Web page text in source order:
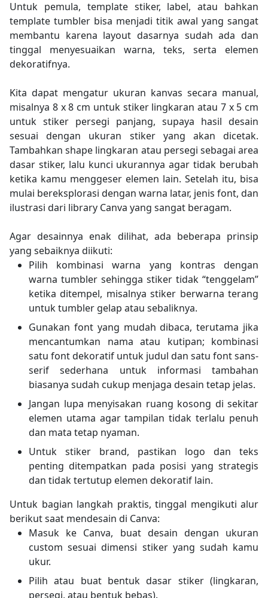
Untuk pemula, template stiker, label, atau bahkan
template tumbler bisa menjadi titik awal yang sangat
membantu karena layout dasarnya sudah ada dan
tinggal menyesuaikan warna, teks, serta elemen
dekoratifnya.
Kita dapat mengatur ukuran kanvas secara manual,
misalnya 8 x 8 cm untuk stiker lingkaran atau 7 x 5 cm
untuk stiker persegi panjang, supaya hasil desain
sesuai dengan ukuran stiker yang akan dicetak.
Tambahkan shape lingkaran atau persegi sebagai area
dasar stiker, lalu kunci ukurannya agar tidak berubah
ketika kamu menggeser elemen lain. Setelah itu, bisa
mulai bereksplorasi dengan warna latar, jenis font, dan
ilustrasi dari library Canva yang sangat beragam.
Agar desainnya enak dilihat, ada beberapa prinsip
yang sebaiknya diikuti:
Pilih kombinasi warna yang kontras dengan
warna tumbler sehingga stiker tidak “tenggelam”
ketika ditempel, misalnya stiker berwarna terang
untuk tumbler gelap atau sebaliknya.
Gunakan font yang mudah dibaca, terutama jika
mencantumkan nama atau kutipan; kombinasi
satu font dekoratif untuk judul dan satu font sans-
serif sederhana untuk informasi tambahan
biasanya sudah cukup menjaga desain tetap jelas.
Jangan lupa menyisakan ruang kosong di sekitar
elemen utama agar tampilan tidak terlalu penuh
dan mata tetap nyaman.
Untuk stiker brand, pastikan logo dan teks
penting ditempatkan pada posisi yang strategis
dan tidak tertutup elemen dekoratif lain.​
Untuk bagian langkah praktis, tinggal mengikuti alur
berikut saat mendesain di Canva:
Masuk ke Canva, buat desain dengan ukuran
custom sesuai dimensi stiker yang sudah kamu
ukur.
Pilih atau buat bentuk dasar stiker (lingkaran,
persegi, atau bentuk bebas).